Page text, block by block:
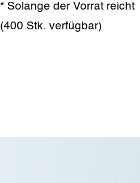
* Solange der Vorrat reicht
(400 Stk. verfügbar)